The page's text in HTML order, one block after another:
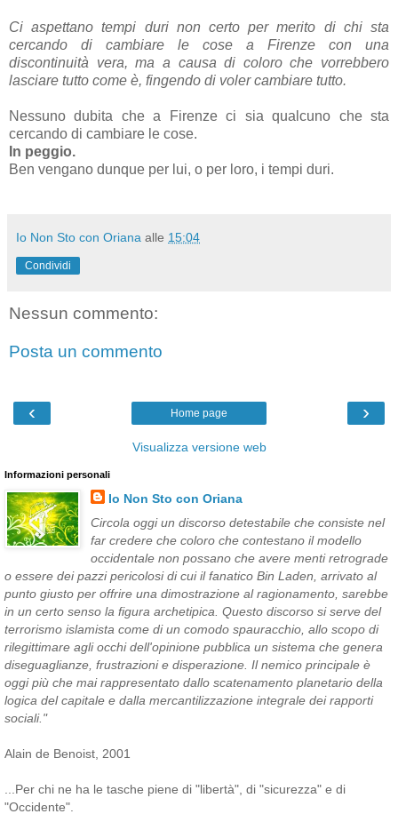
Ci aspettano tempi duri non certo per merito di chi sta
cercando di cambiare le cose a Firenze con una
discontinuità vera, ma a causa di coloro che vorrebbero
lasciare tutto come è, fingendo di voler cambiare tutto.
Nessuno dubita che a Firenze ci sia qualcuno che sta
cercando di cambiare le cose.
In peggio.
Ben vengano dunque per lui, o per loro, i tempi duri.
Io Non Sto con Oriana alle 15:04
Condividi
Nessun commento:
Posta un commento
‹ ›
Home page
Visualizza versione web
Informazioni personali
Io Non Sto con Oriana
Circola oggi un discorso detestabile che consiste nel
far credere che coloro che contestano il modello
occidentale non possano che avere menti retrograde
o essere dei pazzi pericolosi di cui il fanatico Bin Laden, arrivato al
punto giusto per offrire una dimostrazione al ragionamento, sarebbe
in un certo senso la figura archetipica. Questo discorso si serve del
terrorismo islamista come di un comodo spauracchio, allo scopo di
rilegittimare agli occhi dell'opinione pubblica un sistema che genera
diseguaglianze, frustrazioni e disperazione. Il nemico principale è
oggi più che mai rappresentato dallo scatenamento planetario della
logica del capitale e dalla mercantilizzazione integrale dei rapporti
sociali."
Alain de Benoist, 2001
...Per chi ne ha le tasche piene di "libertà", di "sicurezza" e di
"Occidente".